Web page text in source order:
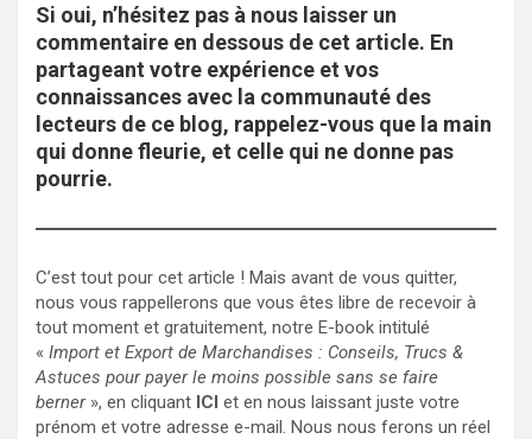
Si oui, n’hésitez pas à nous laisser un
commentaire en dessous de cet article. En
partageant votre expérience et vos
connaissances avec la communauté des
lecteurs de ce blog, rappelez-vous que la main
qui donne fleurie, et celle qui ne donne pas
pourrie.
C’est tout pour cet article ! Mais avant de vous quitter,
nous vous rappellerons que vous êtes libre de recevoir à
tout moment et gratuitement, notre E-book intitulé
« Import et Export de Marchandises : Conseils, Trucs &
Astuces pour payer le moins possible sans se faire
berner», en cliquant ICI et en nous laissant juste votre
prénom et votre adresse e-mail. Nous nous ferons un réel